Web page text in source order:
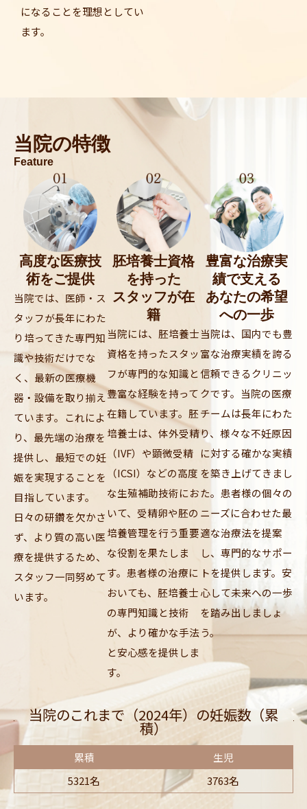
になることを理想としてい
ます。
当院の特徴
Feature
高度な医療技
術をご提供
当院では、医師・ス
タッフが長年にわた
り培ってきた専門知
識や技術だけでな
く、最新の医療機
器・設備を取り揃え
ています。これによ
り、最先端の治療を
提供し、最短での妊
娠を実現することを
目指しています。
日々の研鑽を欠かさ
ず、より質の高い医
療を提供するため、
スタッフ一同努めて
います。
胚培養士資格
を持った
スタッフが在
籍
当院には、胚培養士
資格を持ったスタッ
フが専門的な知識と
豊富な経験を持って
在籍しています。胚
培養士は、体外受精
（IVF）や顕微受精
（ICSI）などの高度
な生殖補助技術にお
いて、受精卵や胚の
培養管理を行う重要
な役割を果たしま
す。患者様の治療に
おいても、胚培養士
の専門知識と技術
が、より確かな手法
と安心感を提供しま
す。
豊富な治療実
績で支える
あなたの希望
への一歩
当院は、国内でも豊
富な治療実績を誇る
信頼できるクリニッ
クです。当院の医療
チームは長年にわた
り、様々な不妊原因
に対する確かな実績
を築き上げてきまし
た。患者様の個々の
ニーズに合わせた最
適な治療法を提案
し、専門的なサポー
トを提供します。安
心して未来への一歩
を踏み出しましょ
う。
当院のこれまで（2024年）の妊娠数（累
積）
累積
5321名
生児
3763名